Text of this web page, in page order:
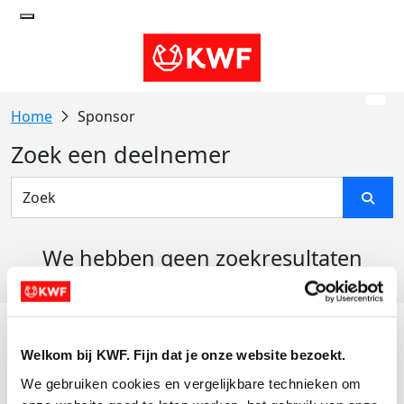
Welkom bij KWF. Fijn dat je onze website bezoekt.
We gebruiken cookies en vergelijkbare technieken om
Sponsor
Zoek een deelnemer
We hebben geen zoekresultaten
Actiematerialen
Evenementen